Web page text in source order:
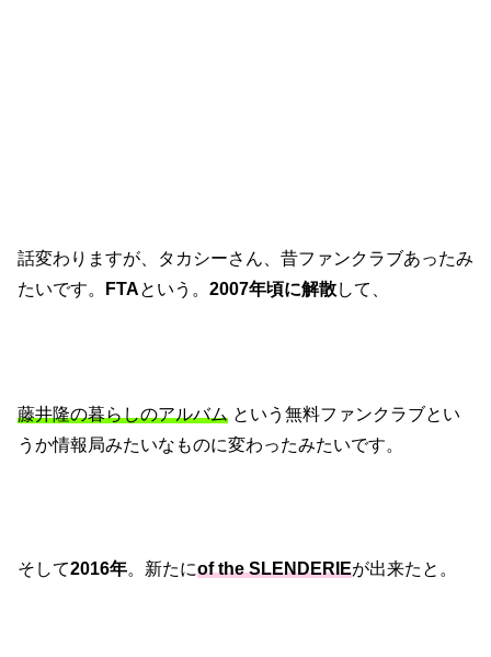
話変わりますが、タカシーさん、昔ファンクラブあったみ
たいです。
FTAという。 2007年頃に解散して、
藤井隆の暮らしのアルバム という無料ファンクラブとい
うか情報局みたいなものに変わったみたいです。
そして2016年。新たにof the SLENDERIEが出来たと。